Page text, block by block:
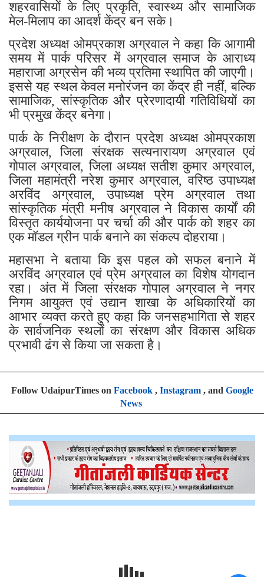
शहरवासियों के लिए प्रकृति, स्वास्थ्य और सामाजिक
मेल-मिलाप का आदर्श केंद्र बन सके।
प्रदेश अध्यक्ष ओमप्रकाश अग्रवाल ने कहा कि आगामी
समय में पार्क परिसर में अग्रवाल समाज के आराध्य
महाराजा अग्रसेन की भव्य प्रतिमा स्थापित की जाएगी।
इससे यह स्थल केवल मनोरंजन का केंद्र ही नहीं, बल्कि
सामाजिक, सांस्कृतिक और प्रेरणादायी गतिविधियों का
भी प्रमुख केंद्र बनेगा।
पार्क के निरीक्षण के दौरान प्रदेश अध्यक्ष ओमप्रकाश
अग्रवाल, जिला संरक्षक सत्यनारायण अग्रवाल एवं
गोपाल अग्रवाल, जिला अध्यक्ष सतीश कुमार अग्रवाल,
जिला महामंत्री नरेश कुमार अग्रवाल, वरिष्ठ उपाध्यक्ष
अरविंद अग्रवाल, उपाध्यक्ष प्रेम अग्रवाल तथा
सांस्कृतिक मंत्री मनीष अग्रवाल ने विकास कार्यों की
विस्तृत कार्ययोजना पर चर्चा की और पार्क को शहर का
एक मॉडल ग्रीन पार्क बनाने का संकल्प दोहराया।
महासभा ने बताया कि इस पहल को सफल बनाने में
अरविंद अग्रवाल एवं प्रेम अग्रवाल का विशेष योगदान
रहा। अंत में जिला संरक्षक गोपाल अग्रवाल ने नगर
निगम आयुक्त एवं उद्यान शाखा के अधिकारियों का
आभार व्यक्त करते हुए कहा कि जनसहभागिता से शहर
के सार्वजनिक स्थलों का संरक्षण और विकास अधिक
प्रभावी ढंग से किया जा सकता है।
Follow UdaipurTimes on Facebook, Instagram, and Google
News